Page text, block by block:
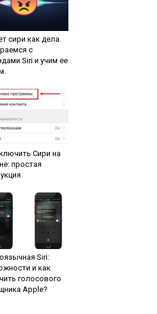
сири как дела.
с
Siri и учим ее
Сири на
простая
Siri:
и как
голосового
Apple?